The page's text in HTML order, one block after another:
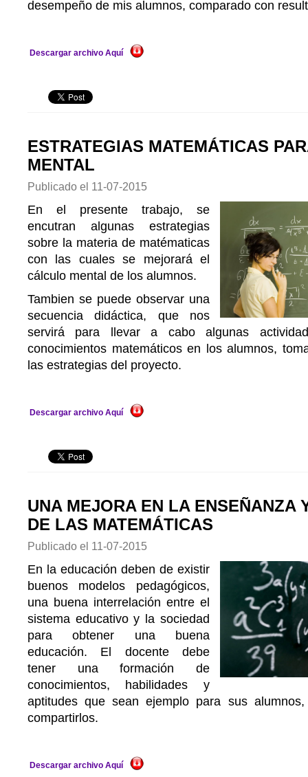
desempeño de mis alumnos, comparado con
Descargar archivo Aquí
ESTRATEGIAS MATEMÁTICAS
MENTAL
Publicado el 11-07-2015
En el presente trabajo, se
encutran algunas estrategias
sobre la materia de matématicas
con las cuales se mejorará el
cálculo mental de los alumnos.
Tambien se puede observar una
secuencia didáctica, que nos
servirá para llevar a cabo algunas
conocimientos matemáticos en los alumnos,
las estrategias del proyecto.
Descargar archivo Aquí
UNA MEJORA EN LA ENSEÑANZA
DE LAS MATEMÁTICAS
Publicado el 11-07-2015
En la educación deben de existir
buenos modelos pedagógicos,
una buena interrelación entre el
sistema educativo y la sociedad
para obtener una buena
educación. El docente debe
tener una formación de
conocimientos, habilidades y
aptitudes que sean ejemplo para sus
compartirlos.
Descargar archivo Aquí